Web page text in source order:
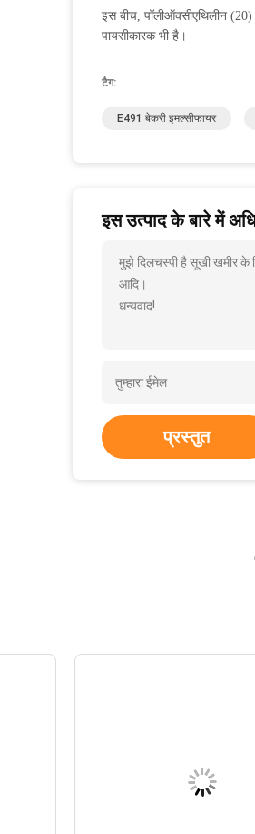
इस बीच, पॉलीऑक्सीएथिलीन
पायसीकारक भी है।
टैग:
E491 बेकरी इमल्सीफायर
इस उत्पाद के बारे में
मुझे दिलचस्पी है सूखी खमीर के
आदि।
धन्यवाद!
प्रस्तुत